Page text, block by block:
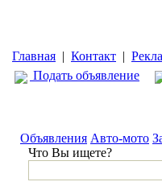
Главная | Контакт |
Подать объявление
Объявления Авто-мото
Что Вы ищете?